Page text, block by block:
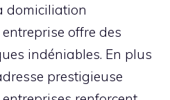
domiciliation
offre des
indéniables. En plus
prestigieuse